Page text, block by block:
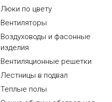
Люки по цвету
Вентиляторы
Воздуховоды и фасонные
изделия
Вентиляционные решетки
Лестницы в подвал
Теплые полы